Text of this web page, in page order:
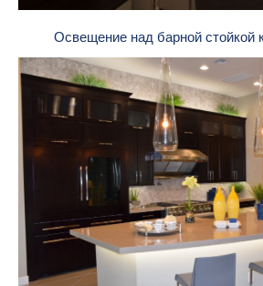
Освещение над барной стойкой